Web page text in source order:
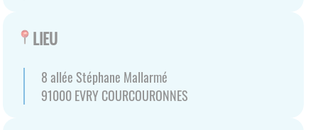
LIEU
8 allée Stéphane Mallarmé
91000 EVRY COURCOURONNES